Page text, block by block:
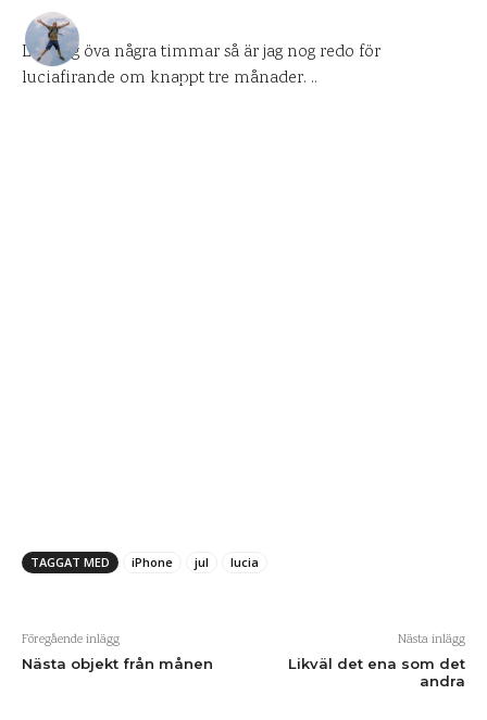
0 KOMMENTARER
Låt mig öva några timmar så är jag nog redo för
luciafirande om knappt tre månader. ..
TAGGAT MED iPhone jul lucia
Föregående inlägg
Nästa objekt från månen
Nästa inlägg
Likväl det ena som det
andra